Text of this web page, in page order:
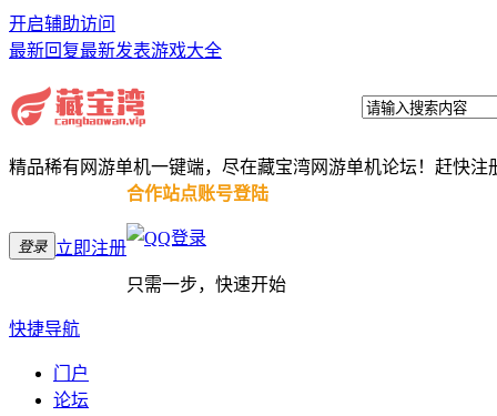
开启辅助访问
最新回复最新发表游戏大全
精品稀有网游单机一键端，尽在藏宝湾网游单机论坛！赶快注
登录 立即注册
合作站点账号登陆
只需一步，快速开始
快捷导航
门户
论坛